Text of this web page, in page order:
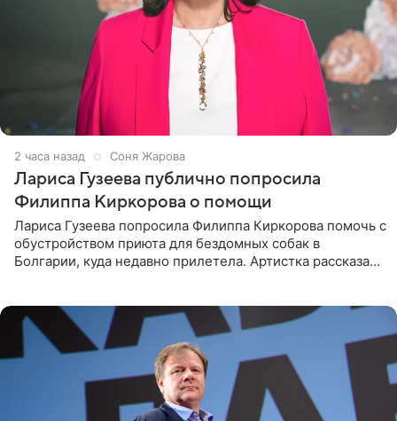
2 часа назад Соня Жарова
Лариса Гузеева публично попросила
Филиппа Киркорова о помощи
Лариса Гузеева попросила Филиппа Киркорова помочь с
обустройством приюта для бездомных собак в
Болгарии, куда недавно прилетела. Артистка рассказала